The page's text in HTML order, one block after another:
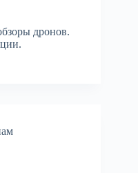
дронов.